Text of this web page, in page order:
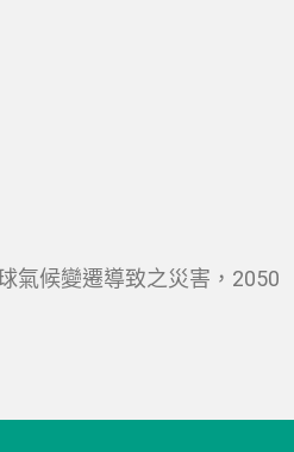
氣候變遷導致之災害，2050